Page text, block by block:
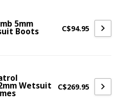
5mm
Boots C$94.95
Wetsuit C$269.95